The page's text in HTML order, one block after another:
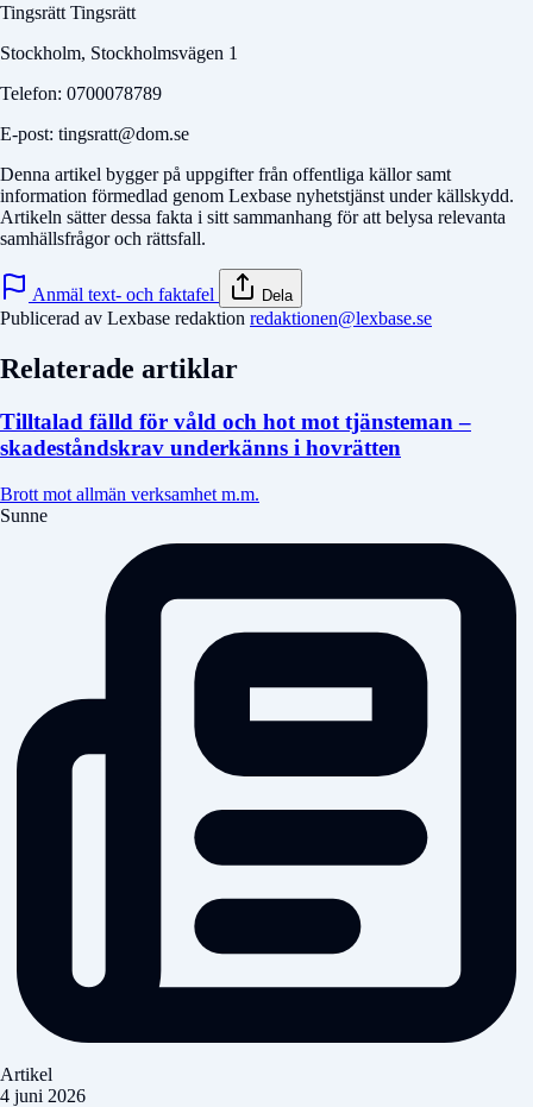
Tingsrätt Tingsrätt
Stockholm, Stockholmsvägen 1
Telefon: 0700078789
E-post: tingsratt@dom.se
Denna artikel bygger på uppgifter från offentliga källor samt
information förmedlad genom Lexbase nyhetstjänst under källskydd.
Artikeln sätter dessa fakta i sitt sammanhang för att belysa relevanta
samhällsfrågor och rättsfall.
Anmäl text- och faktafel Dela
Publicerad av Lexbase redaktion redaktionen@lexbase.se
Relaterade artiklar
Tilltalad fälld för våld och hot mot tjänsteman –
skadeståndskrav underkänns i hovrätten
Brott mot allmän verksamhet m.m.
Sunne
Artikel
4 juni 2026